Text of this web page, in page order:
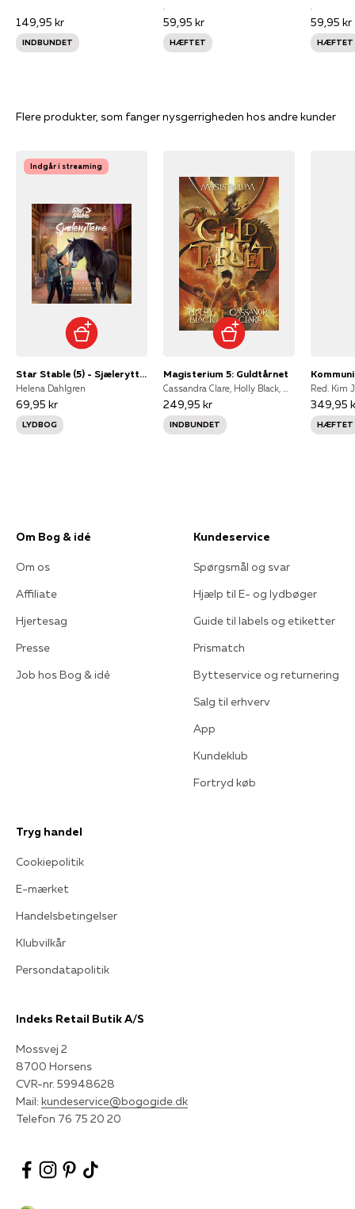
149,95 kr
INDBUNDET
.
59,95 kr
HÆFTET
.
59,95 kr
HÆFTET
Flere produkter, som fanger nysgerrigheden hos andre kunder
Indgår i streaming
Star Stable (5) - Sjælerytterne - Staldhistorier fra Jorvik
Helena Dahlgren
69,95 kr
LYDBOG
Magisterium 5: Guldtårnet
Cassandra Clare, Holly Black, Holly Black & Cassandra Clare
249,95 kr
INDBUNDET
Red. Kim
349,95
HÆFTET
Om Bog & idé
Om os
Affiliate
Hjertesag
Presse
Job hos Bog & idé
Kundeservice
Spørgsmål og svar
Hjælp til E- og lydbøger
Guide til labels og etiketter
Prismatch
Bytteservice og returnering
Salg til erhverv
App
Kundeklub
Fortryd køb
Tryg handel
Cookiepolitik
E-mærket
Handelsbetingelser
Klubvilkår
Persondatapolitik
Indeks Retail Butik A/S
Mossvej 2
8700 Horsens
CVR-nr. 59948628
Mail: kundeservice@bogogide.dk
Telefon 76 75 20 20